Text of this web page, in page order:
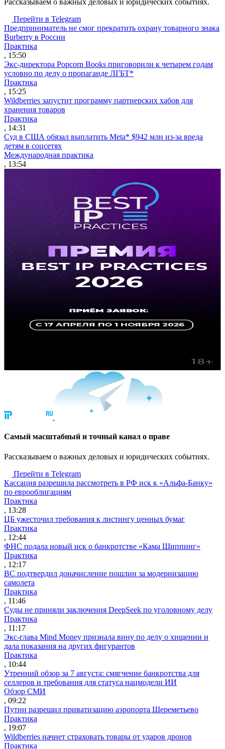
Рассказываем о важных деловых и юридических событиях.
Перейти в Telegram
Предприниматель не смог прекратить охрану товарного знака
Burberry в России
Практика
, 15:50
Экс-директора Popcorn Books приговорили к четырем годам
условно по делу о пропаганде ЛГБТ*
Практика
, 15:25
Wildberries запустит программу партнерских хабов для
хранения товаров
Практика
, 14:31
Суд в США обязал выплатить Meta* $942 млн из-за вреда
детям в соцсетях
Международная практика
, 13:54
Cамый масштабный и точный канал о праве
Рассказываем о важных деловых и юридических событиях.
Перейти в Telegram
Кассация разрешила рассмотреть в РФ иск к «Альфа-Банку»
по еврооблигациям
Практика
, 13:28
ЦБ ужесточил требования к листингу ценных бумаг
Практика
, 12:44
ФНС подала новый иск о банкротстве «Кама Шиппинг»
Практика
, 12:17
ВС подтвердил доначисление пошлин за модернизацию
самолета
Практика
, 11:46
Суды не приняли заключения DeepSeek по уголовному делу
Практика
, 11:17
Экс-глава Mind Money признала вину по делу о хищении и
дала показания на других фигурантов
Практика
, 10:44
Утренний обзор за 7 августа: смягчение банкротства для
селлеров и требования для статуса нацмодели ИИ
Обзор СМИ
, 09:22
Путин разрешил приватизацию аэропорта Шереметьево
Практика
, 19:07
Wildberries начнет страховать товары от ударов дронов
Практика